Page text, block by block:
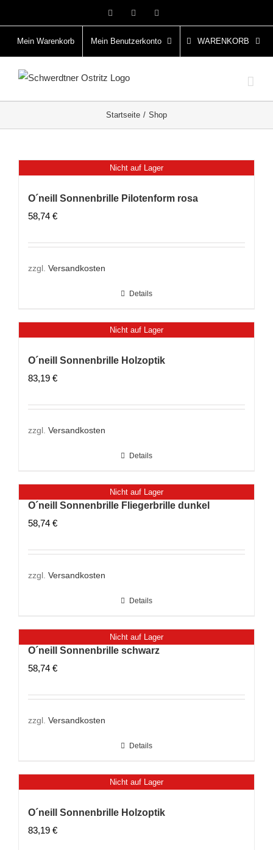
Inhalt
springen
FacebookInstagram
Mein Warenkorb Mein Benutzerkonto WARENKORB
Startseite Shop
Nicht auf Lager
O´neill Sonnenbrille Pilotenform rosa
58,74 €
zzgl. Versandkosten
Details
Nicht auf Lager
O´neill Sonnenbrille Holzoptik
83,19 €
zzgl. Versandkosten
Details
Nicht auf Lager
O´neill Sonnenbrille Fliegerbrille dunkel
58,74 €
zzgl. Versandkosten
Details
Nicht auf Lager
O´neill Sonnenbrille schwarz
58,74 €
zzgl. Versandkosten
Details
Nicht auf Lager
O´neill Sonnenbrille Holzoptik
83,19 €